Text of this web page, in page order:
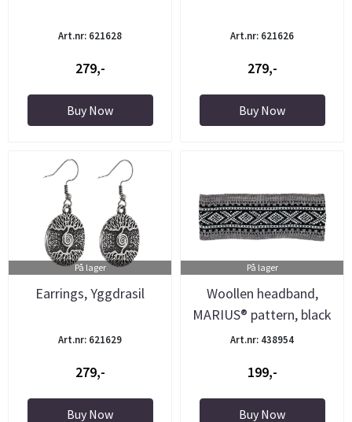
Art.nr: 621628
279,-
Buy Now
Art.nr: 621626
279,-
Buy Now
På lager
Earrings, Yggdrasil
Art.nr: 621629
279,-
Buy Now
På lager
Woollen headband,
MARIUS® pattern, black
Art.nr: 438954
199,-
Buy Now